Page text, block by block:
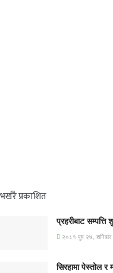
भर्खरै प्रकाशित
प्रहरीबाट
२०८१ पुष २७,
सिरहामा पेस्तोल र